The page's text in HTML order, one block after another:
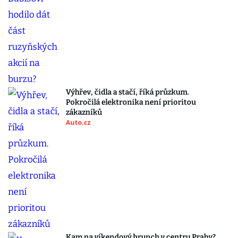
Výhřev, čidla a stačí, říká průzkum.
Pokročilá elektronika není prioritou
zákazníků
Auto.cz